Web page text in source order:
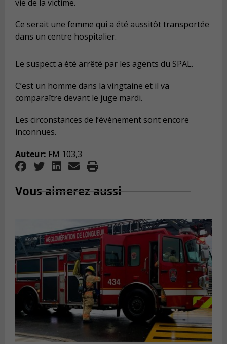
vie de la victime.
Ce serait une femme qui a été aussitôt transportée
dans un centre hospitalier.
Le suspect a été arrêté par les agents du SPAL.
C’est un homme dans la vingtaine et il va
comparaître devant le juge mardi.
Les circonstances de l’événement sont encore
inconnues.
Auteur: FM 103,3
Vous aimerez aussi